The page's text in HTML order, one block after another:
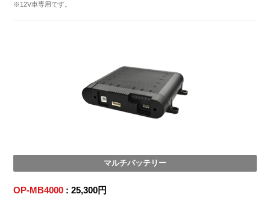
※12V車専用です。
マルチバッテリー
OP-MB4000 : 25,300円